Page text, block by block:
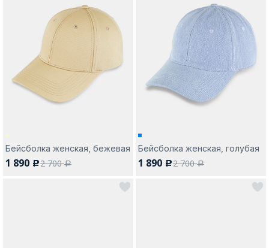
Бейсболка женская, бежевая
1 890 c2 700a
Бейсболка женская, голубая
1 890 c2 700a